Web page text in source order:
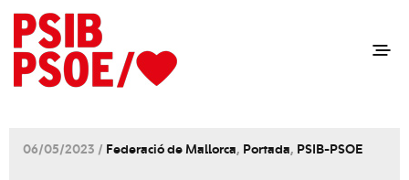
06/05/2023 / Federació de Mallorca, Portada, PSIB-PSOE